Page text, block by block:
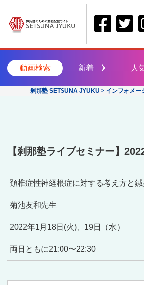
動画検索 新着 人
刹那塾 SETSUNA JYUKU > インフォメー
【刹那塾ライブセミナー】
頚椎症性神経根症に対する考え方と
菊池友和先生
2022年1月18日(火)、19日（水）
両日ともに21:00〜22:30